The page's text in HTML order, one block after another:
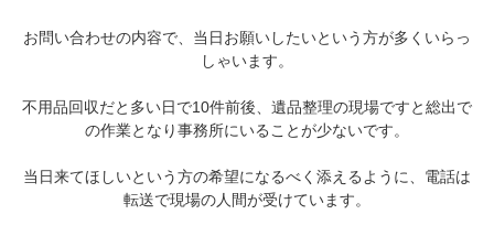
お問い合わせの内容で、当日お願いしたいという方が多くいらっ
しゃいます。
不用品回収だと多い日で10件前後、遺品整理の現場ですと総出で
の作業となり事務所にいることが少ないです。
当日来てほしいという方の希望になるべく添えるように、電話は
転送で現場の人間が受けています。